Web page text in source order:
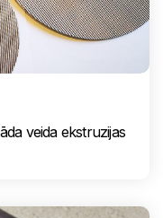
veida ekstruzijas